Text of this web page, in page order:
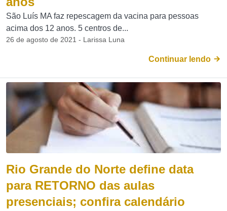
São Luís MA faz repescagem da vacina para pessoas
acima dos 12 anos. 5 centros de...
26 de agosto de 2021 - Larissa Luna
Continuar lendo
Rio Grande do Norte define data
para RETORNO das aulas
presenciais; confira calendário